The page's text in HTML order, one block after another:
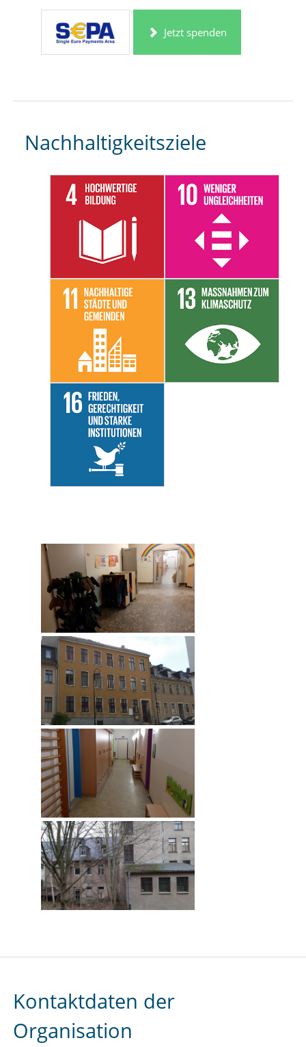
Jetzt spenden
Nachhaltigkeitsziele
Kontaktdaten der
Organisation